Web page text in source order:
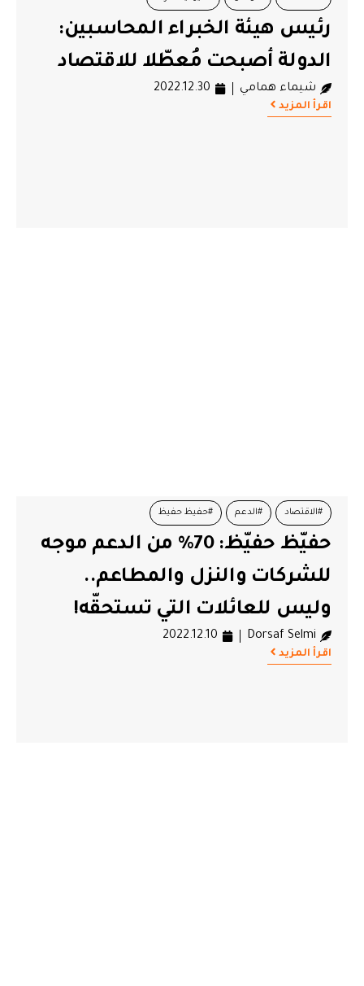
رئيس هيئة الخبراء المحاسبين:
الدولة أصبحت مُعطّلا للاقتصاد
شيماء همامي 2022.12.30
اقرأ المزيد
#الاقتصاد #الدعم #حفيظ حفيظ
حفيّظ حفيّظ: 70% من الدعم موجه
للشركات والنزل والمطاعم..
وليس للعائلات التي تستحقّه!
Dorsaf Selmi
2022.12.10
اقرأ المزيد